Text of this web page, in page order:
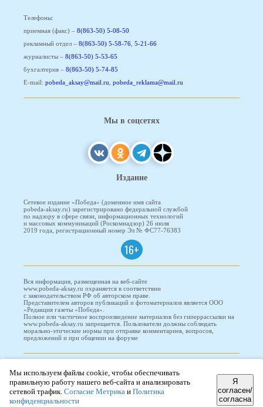
Телефоны:
приемная (факс) – 8(863-50) 5-08-50
рекламный отдел – 8(863-50) 5-58-76 5-21-66
журналисты – 8(863-50) 5-53-65
бухгалтерия – 8(863-50) 5-74-85
E-mail: pobeda_aksay@mail.ru pobeda_reklama@mail.ru
Мы в соцсетях
Издание
Сетевое издание «Победа» (доменное имя сайта
pobeda-aksay.ru) зарегистрировано федеральной службой
по надзору в сфере связи, информационных технологий
и массовых коммуникаций (Роскомнадзор) 26 июля
2019 года, регистрационный номер Эл № ФС77-76383
16+
Вся информация, размещенная на веб-сайте
www.pobeda-aksay.ru охраняется в соответствии
с законодательством РФ об авторском праве.
Представителем авторов публикаций и фотоматериалов является ООО
«Редакция газеты «Победа».
Полное или частичное воспроизведение материалов без гиперрассылки на
www.pobeda-aksay.ru запрещается. Пользователи должны соблюдать
морально-этические нормы при отправке комментариев, вопросов,
предложений и при общении на форуме
ООО "Проводник"
Мы используем файлы cookie, чтобы обеспечивать
правильную работу нашего веб-сайта и анализировать
сетевой трафик. Согласие Метрика и Политика
конфиденциальности
Я
согласен/
согласна